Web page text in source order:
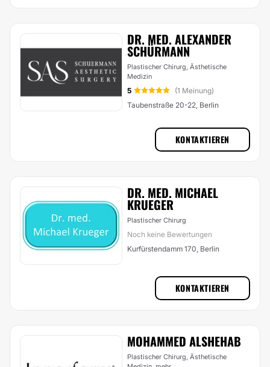
DR. MED. ALEXANDER
SCHÜRMANN
Plastischer Chirurg, Ästhetische
Medizin
5
(1 Meinung)
Taubenstraße 20-22, Berlin
KONTAKTIEREN
DR. MED. MICHAEL
KRUEGER
Plastischer Chirurg
Noch keine Bewertungen
Kurfürstendamm 170, Berlin
KONTAKTIEREN
MOHAMMED ALSHEHAB
Plastischer Chirurg, Ästhetische